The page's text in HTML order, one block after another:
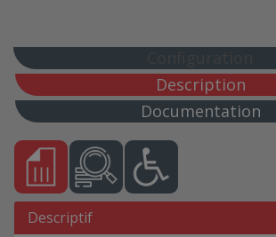
Description
Documentation
Descriptif